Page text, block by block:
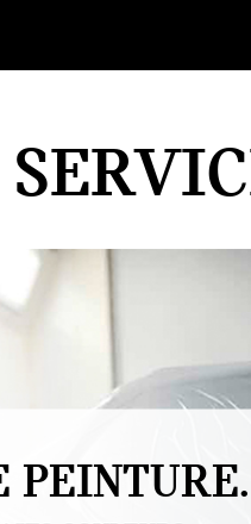
PEINTURE.